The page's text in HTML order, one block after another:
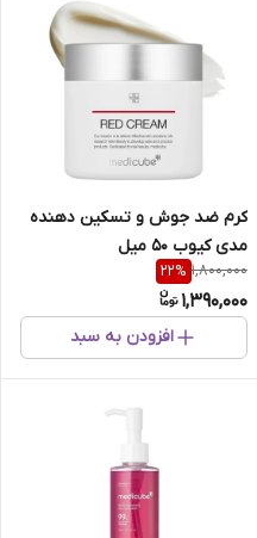
کرم ضد جوش و تسکین دهنده
مدی کیوب 50 میل
1,800,000
22%
1,390,000
افزودن به سبد